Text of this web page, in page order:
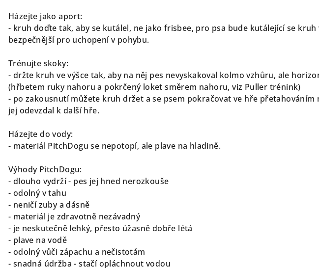
Házejte jako aport:
- kruh doďte tak, aby se kutálel, ne jako frisbee, pro psa bude kutálející se
bezpečnější pro uchopení v pohybu.
Trénujte skoky:
- držte kruh ve výšce tak, aby na něj pes nevyskakoval kolmo vzhůru, ale
(hřbetem ruky nahoru a pokrčený loket směrem nahoru, viz Puller trénink)
- po zakousnutí můžete kruh držet a se psem pokračovat ve hře
jej odevzdal k další hře.
Házejte do vody:
- materiál PitchDogu se nepotopí, ale plave na hladině.
Výhody PitchDogu:
- dlouho vydrží - pes jej hned nerozkouše
- odolný v tahu
- neničí zuby a dásně
- materiál je zdravotně nezávadný
- je neskutečně lehký, přesto úžasně dobře létá
- plave na vodě
- odolný vůči zápachu a nečistotám
- snadná údržba - stačí opláchnout vodou